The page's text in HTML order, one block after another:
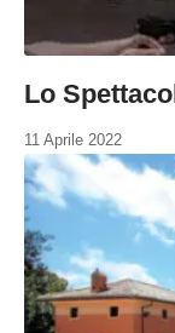
Lo
11 Aprile 2022